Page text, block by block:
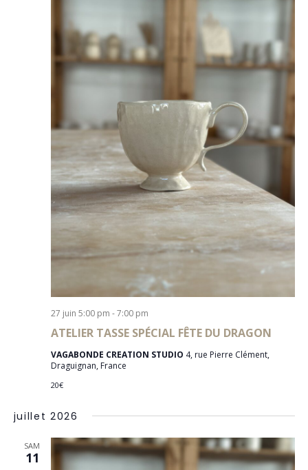
ATELIER TASSE SPÉCIAL FÊTE DU DRAGON
27 juin 5:00 pm -7:00 pm
VAGABONDE CREATION STUDIO 4, rue Pierre Clément,
Draguignan, France
20€
juillet 2026
SAM
11